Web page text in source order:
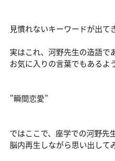
見慣れないキーワードが出て
実はこれ、河野先生の造語で
お気に入りの言葉でもあるよ
”瞬間恋愛”
ではここで、座学での河野先
脳内再生しながら思い出して